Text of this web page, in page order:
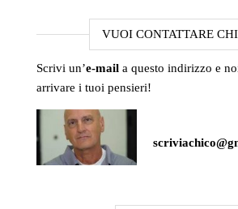
VUOI CONTATTARE
Scrivi un’e-mail a questo indirizzo e
arrivare i tuoi pensieri!